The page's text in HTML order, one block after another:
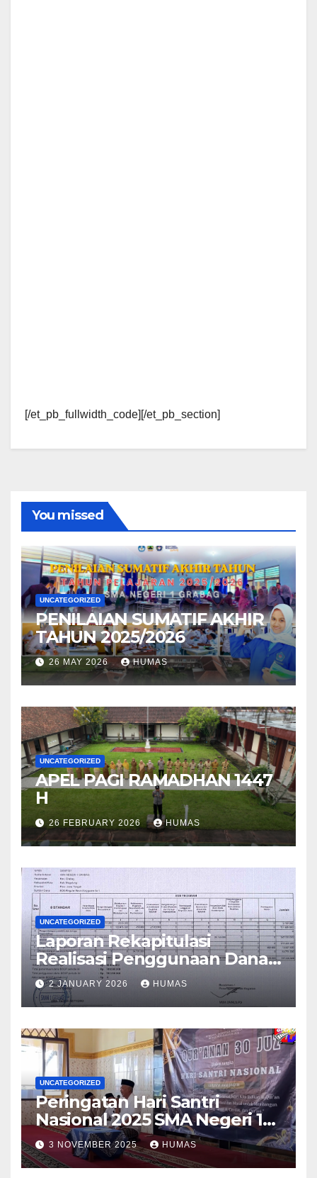
[/et_pb_fullwidth_code][/et_pb_section]
You missed
UNCATEGORIZED
PENILAIAN SUMATIF AKHIR
TAHUN 2025/2026
26 MAY 2026 HUMAS
UNCATEGORIZED
APEL PAGI RAMADHAN 1447
H
26 FEBRUARY 2026 HUMAS
UNCATEGORIZED
Laporan Rekapitulasi
Realisasi Penggunaan Dana
BOS Reguler Tahap 2 Tahun
2025
2 JANUARY 2026 HUMAS
UNCATEGORIZED
Peringatan Hari Santri
Nasional 2025 SMA Negeri 1
Grabag
3 NOVEMBER 2025 HUMAS